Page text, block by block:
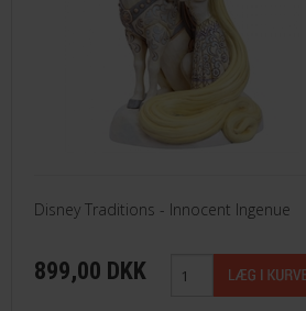
Disney Traditions - Innocent Ingenue
899,00 DKK